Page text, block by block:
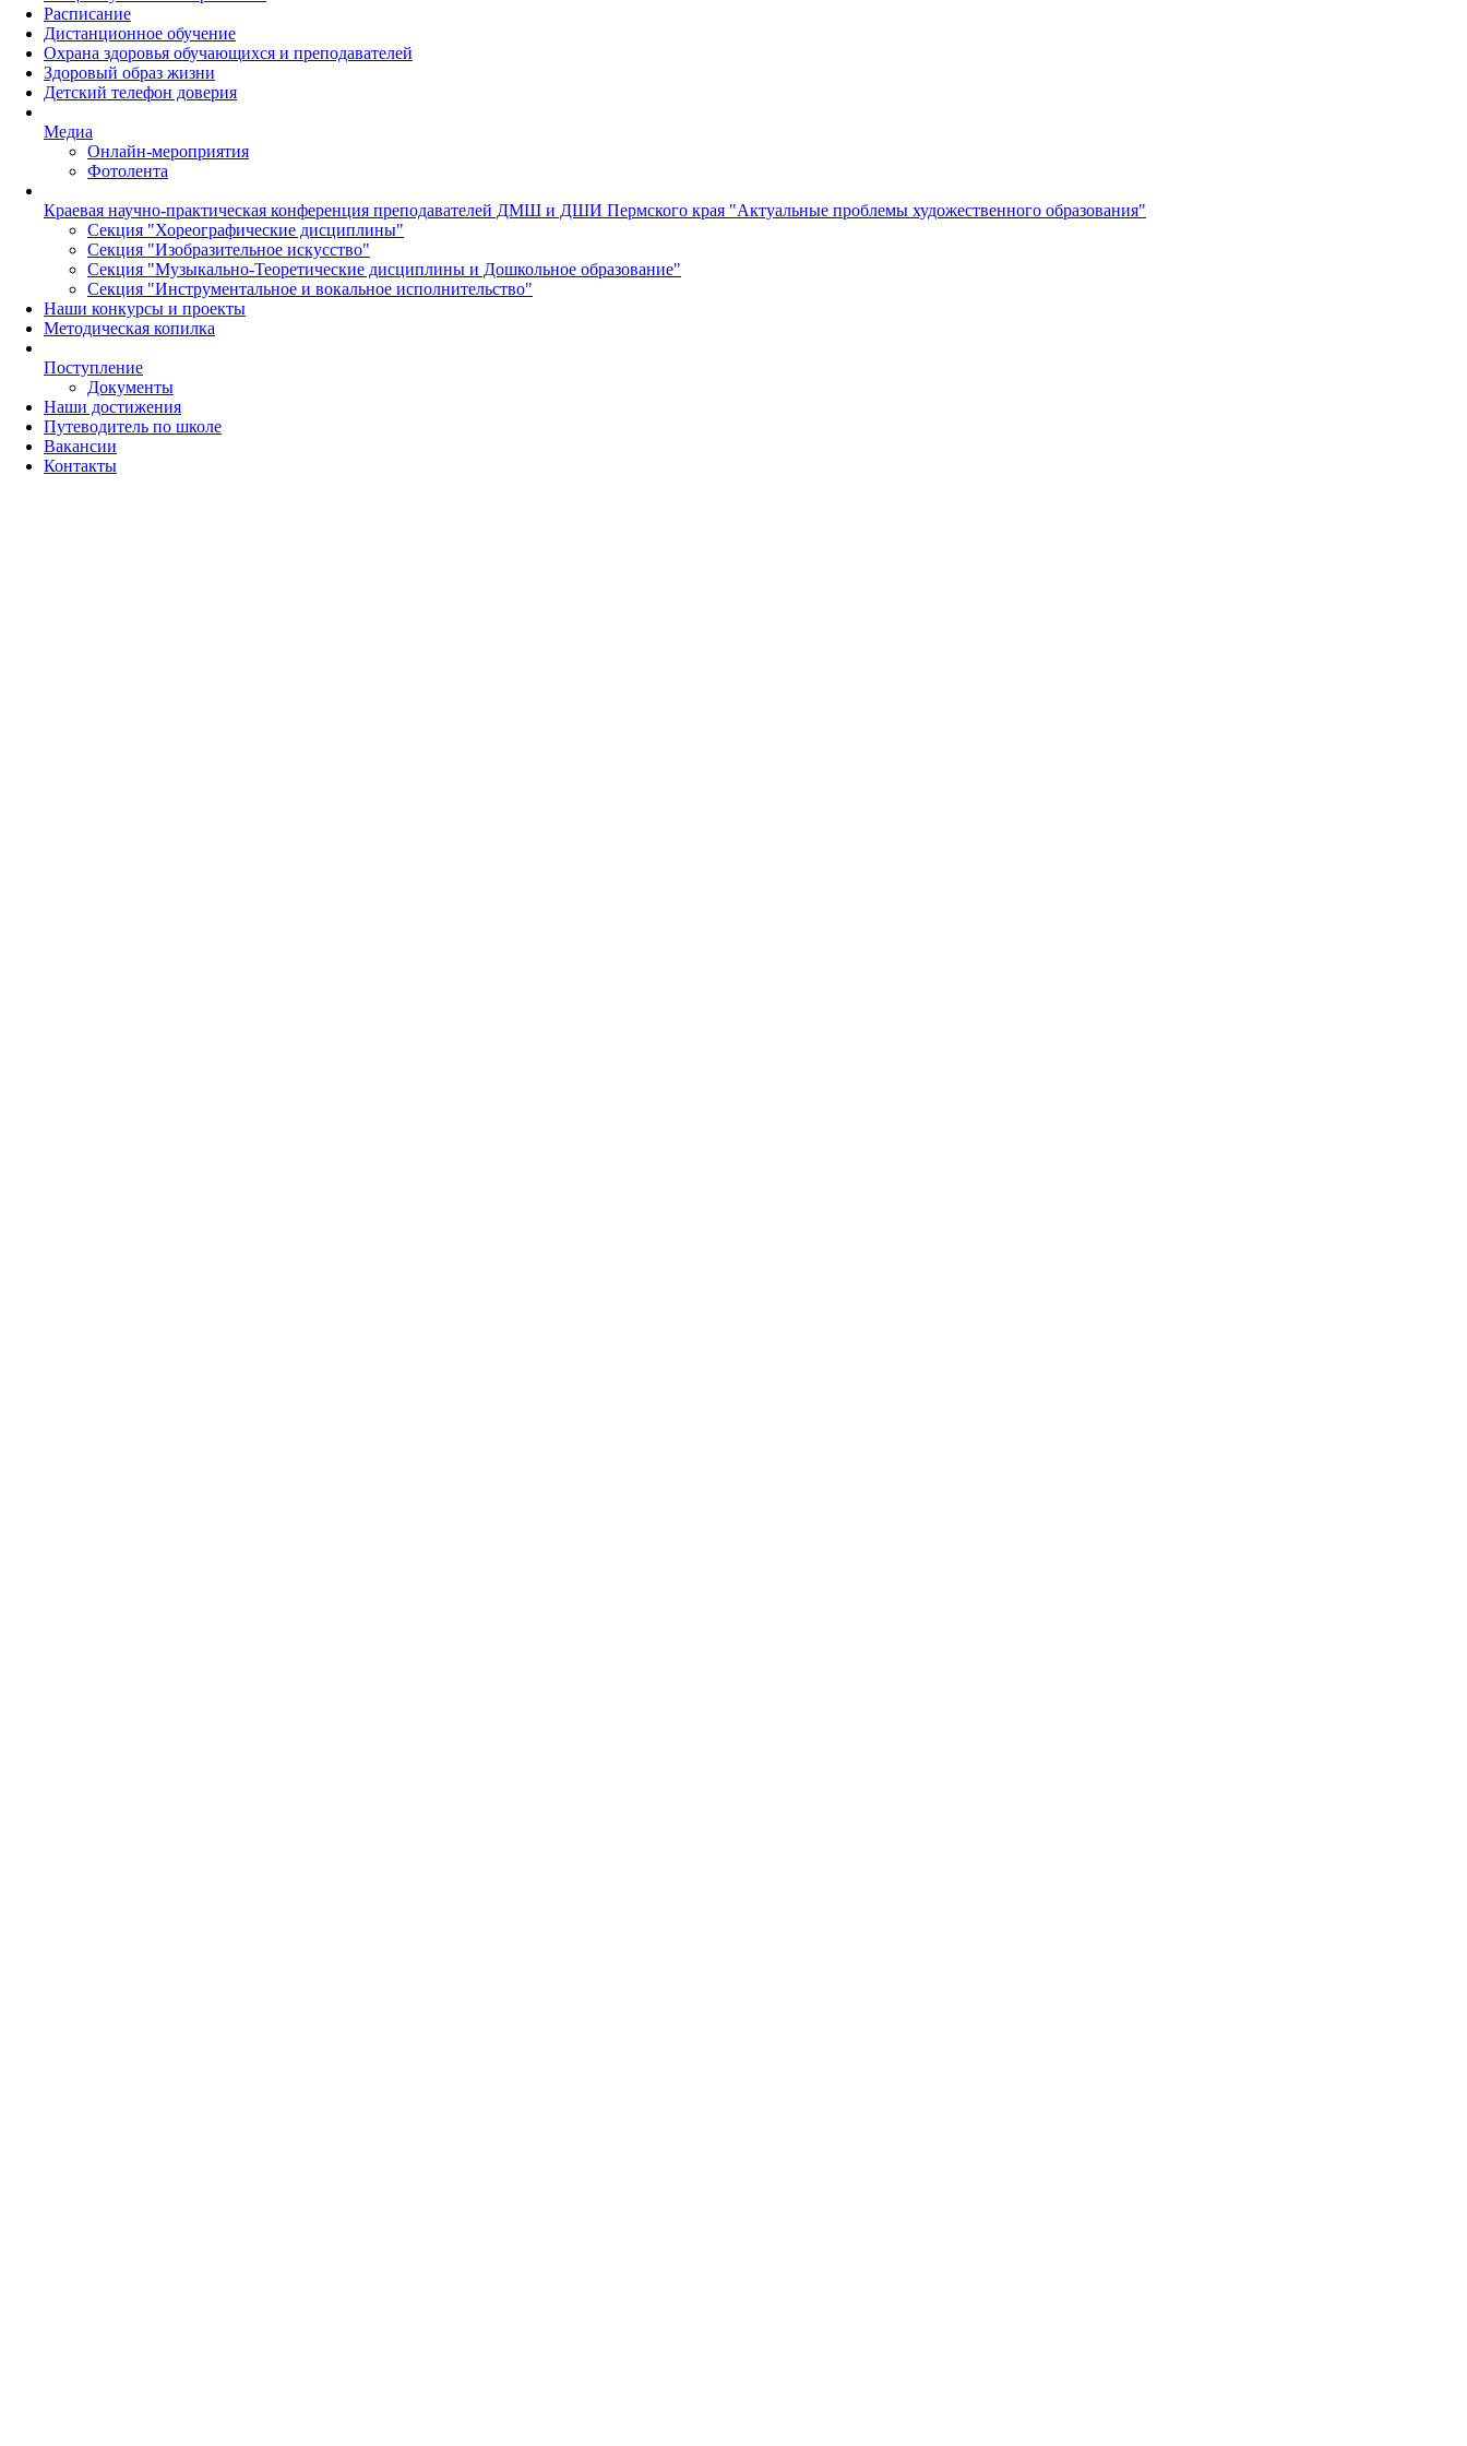
Расписание
Дистанционное обучение
Охрана здоровья обучающихся и преподавателей
Здоровый образ жизни
Детский телефон доверия
Медиа
Онлайн-мероприятия
Фотолента
Краевая научно-практическая конференция преподавателей ДМШ и ДШИ Пермского края "Актуальные проблемы художественного образования"
Секция "Хореографические дисциплины"
Секция "Изобразительное искусство"
Секция "Музыкально-Теоретические дисциплины и Дошкольное образование"
Секция "Инструментальное и вокальное исполнительство"
Наши конкурсы и проекты
Методическая копилка
Поступление
Документы
Наши достижения
Путеводитель по школе
Вакансии
Контакты